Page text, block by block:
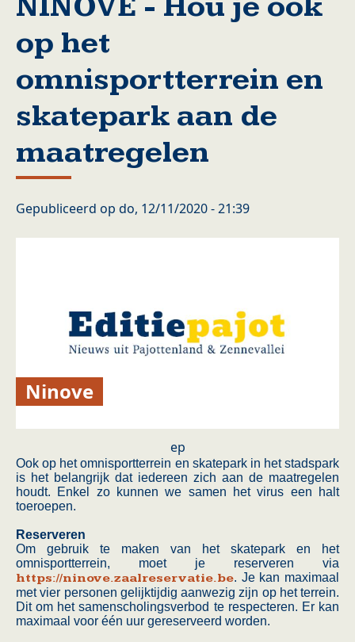
op het
omnisportterrein en
skatepark aan de
maatregelen
Gepubliceerd op do, 12/11/2020 - 21:39
Ninove
ep
Ook op het omnisportterrein en skatepark in het stadspark
is het belangrijk dat iedereen zich aan de maatregelen
houdt. Enkel zo kunnen we samen het virus een halt
toeroepen.
Reserveren
Om gebruik te maken van het skatepark en het
omnisportterrein, moet je reserveren via
https://ninove.zaalreservatie.be. Je kan maximaal
met vier personen gelijktijdig aanwezig zijn op het terrein.
Dit om het samenscholingsverbod te respecteren. Er kan
maximaal voor één uur gereserveerd worden.